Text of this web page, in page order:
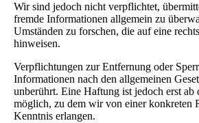
Wir sind jedoch nicht verpflichtet,
fremde Informationen allgemein zu
Umständen zu forschen, die auf eine
hinweisen.
Verpflichtungen zur Entfernung oder
Informationen nach den allgemeinen
unberührt. Eine Haftung ist jedoch erst ab
möglich, zu dem wir von einer konkreten
Kenntnis erlangen.